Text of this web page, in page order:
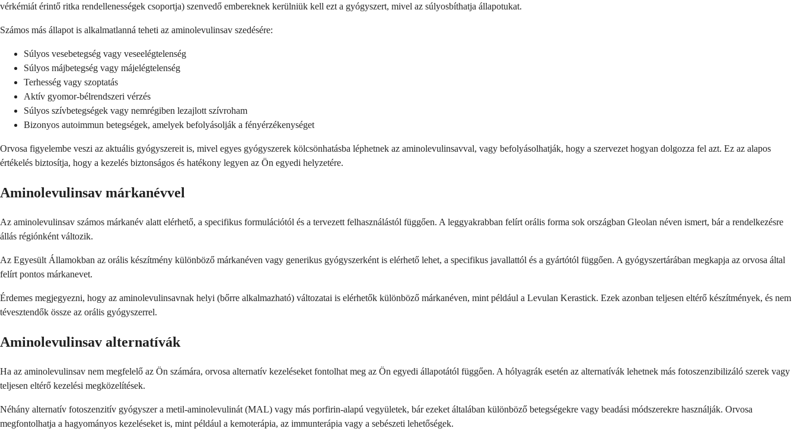
vérkémiát érintő ritka rendellenességek csoportja) szenvedő embereknek kerülniük kell ezt a gyógyszert, mivel az súlyosbíthatja állapotukat.
Számos más állapot is alkalmatlanná teheti az aminolevulinsav szedésére:
Súlyos vesebetegség vagy veseelégtelenség
Súlyos májbetegség vagy májelégtelenség
Terhesség vagy szoptatás
Aktív gyomor-bélrendszeri vérzés
Súlyos szívbetegségek vagy nemrégiben lezajlott szívroham
Bizonyos autoimmun betegségek, amelyek befolyásolják a fényérzékenységet
Orvosa figyelembe veszi az aktuális gyógyszereit is, mivel egyes gyógyszerek kölcsönhatásba léphetnek az aminolevulinsavval, vagy befolyásolhatják, hogy a szervezet hogyan dolgozza fel azt. Ez az alapos
értékelés biztosítja, hogy a kezelés biztonságos és hatékony legyen az Ön egyedi helyzetére.
Aminolevulinsav márkanévvel
Az aminolevulinsav számos márkanév alatt elérhető, a specifikus formulációtól és a tervezett felhasználástól függően. A leggyakrabban felírt orális forma sok országban Gleolan néven ismert, bár a rendelkezésre
állás régiónként változik.
Az Egyesült Államokban az orális készítmény különböző márkanéven vagy generikus gyógyszerként is elérhető lehet, a specifikus javallattól és a gyártótól függően. A gyógyszertárában megkapja az orvosa által
felírt pontos márkanevet.
Érdemes megjegyezni, hogy az aminolevulinsavnak helyi (bőrre alkalmazható) változatai is elérhetők különböző márkanéven, mint például a Levulan Kerastick. Ezek azonban teljesen eltérő készítmények, és nem
tévesztendők össze az orális gyógyszerrel.
Aminolevulinsav alternatívák
Ha az aminolevulinsav nem megfelelő az Ön számára, orvosa alternatív kezeléseket fontolhat meg az Ön egyedi állapotától függően. A hólyagrák esetén az alternatívák lehetnek más fotoszenzibilizáló szerek vagy
teljesen eltérő kezelési megközelítések.
Néhány alternatív fotoszenzitív gyógyszer a metil-aminolevulinát (MAL) vagy más porfirin-alapú vegyületek, bár ezeket általában különböző betegségekre vagy beadási módszerekre használják. Orvosa
megfontolhatja a hagyományos kezeléseket is, mint például a kemoterápia, az immunterápia vagy a sebészeti lehetőségek.